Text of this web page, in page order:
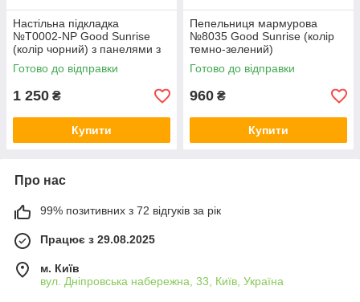
Настільна підкладка
№T0002-NP Good Sunrise
(колір чорний) з панелями з
дерева кольору вільхи
Готово до відправки
1 250 ₴
Купити
Пепельниця мармурова
№8035 Good Sunrise (колір
темно-зелений)
Готово до відправки
960 ₴
Купити
Про нас
99% позитивних з 72 відгуків за рік
Працює з 29.08.2025
м. Київ
вул. Дніпровська набережна, 33, Київ, Україна